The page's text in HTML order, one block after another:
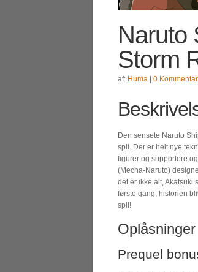
Naruto
Storm
af: Huma 0
Den sensete Naruto
spil. Der er helt nye
figurer og supportere
(Mecha-Naruto)
det er ikke alt,
første gang, historien
spil!
Oplåsninger
Prequel